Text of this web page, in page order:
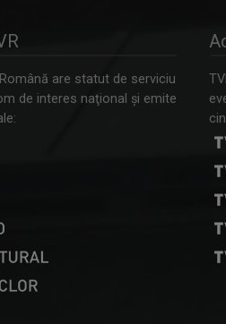
are statut de serviciu
de interes naţional şi emite